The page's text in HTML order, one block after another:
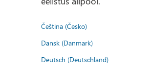
Čeština (Česko)
Dansk (Danmark)
Deutsch (Deutschland)